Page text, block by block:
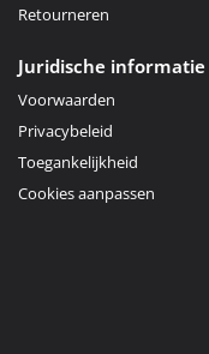
Retourneren
Juridische informatie
Voorwaarden
Privacybeleid
Toegankelijkheid
Cookies aanpassen